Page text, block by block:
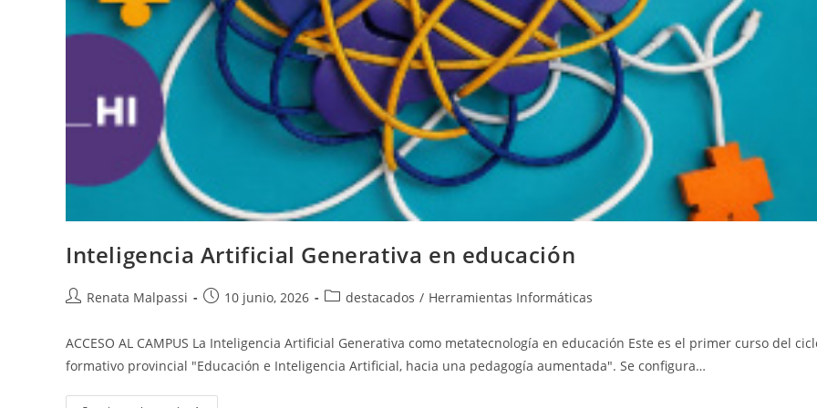
Inteligencia Artificial Generativa en educación
Autor
entrada:
Renata Malpassi
Entrada10 junio, 2026
Categoría
la
entrada:
destacados / Herramientas Informáticas
ACCESO AL CAMPUS La Inteligencia Artificial Generativa como metatecnología en educación Este es el primer curso del
formativo provincial "Educación e Inteligencia Artificial, hacia una pedagogía aumentada". Se configura…